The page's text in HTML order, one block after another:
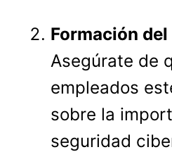
Formación
Asegúrate de
empleados
sobre la
seguridad